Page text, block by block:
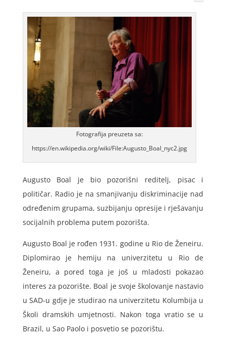
Fotografija preuzeta sa:
https://en.wikipedia.org/wiki/File:Augusto_Boal_nyc2.jpg
Augusto Boal je bio pozorišni reditelj, pisac i
političar. Radio je na smanjivanju diskriminacije nad
određenim grupama, suzbijanju opresije i rješavanju
socijalnih problema putem pozorišta.
Augusto Boal je rođen 1931. godine u Rio de Ženeiru.
Diplomirao je hemiju na univerzitetu u Rio de
Ženeiru, a pored toga je još u mladosti pokazao
interes za pozorište. Boal je svoje školovanje nastavio
u SAD-u gdje je studirao na univerzitetu Kolumbija u
Školi dramskih umjetnosti. Nakon toga vratio se u
Brazil, u Sao Paolo i posvetio se pozorištu.